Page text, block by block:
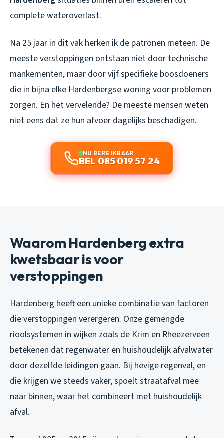
complete wateroverlast.
Na 25 jaar in dit vak herken ik de patronen meteen. De
meeste verstoppingen ontstaan niet door technische
mankementen, maar door vijf specifieke boosdoeners
die in bijna elke Hardenbergse woning voor problemen
zorgen. En het vervelende? De meeste mensen weten
niet eens dat ze hun afvoer dagelijks beschadigen.
NU BEREIKBAAR
BEL 085 019 57 24
Waarom Hardenberg extra
kwetsbaar is voor
verstoppingen
Hardenberg heeft een unieke combinatie van factoren
die verstoppingen verergeren. Onze gemengde
rioolsystemen in wijken zoals de Krim en Rheezerveen
betekenen dat regenwater en huishoudelijk afvalwater
door dezelfde leidingen gaan. Bij hevige regenval, en
die krijgen we steeds vaker, spoelt straatafval mee
naar binnen, waar het combineert met huishoudelijk
afval.